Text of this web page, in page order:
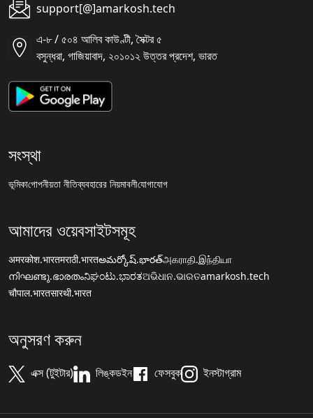
support[@]amarkosh.tech
এ-৮ / ৫০৪ আলিব কাউণ্টী, সৈক্টর ৫
বসুন্ধরা, গাজিয়াবাদ, ২০১০১২ উত্তর প্রদেশ, ভারত
সংস্থা
ভূমিকাগোপনীয়তা নীতিব্যবহারের নিয়মাবলীযোগাযোগ
আমাদের ওয়েবসাইটসমূহ
अमरकोश.भारतमराठी.भारतఅమర్కోష్.భారత్அகராதி.இந்தியா
നിഘണ്ടു.ഭാരതംನಿಘಂಟು.ಭಾರತଅଭିଧାନ.ଭାରତamarkosh.tech
चौपाल.भारतसारथी.भारत
অনুসরণ করুন
এক্স (টুইটার) লিঙ্কডইন ফেসবুক ইনস্টাগ্রাম